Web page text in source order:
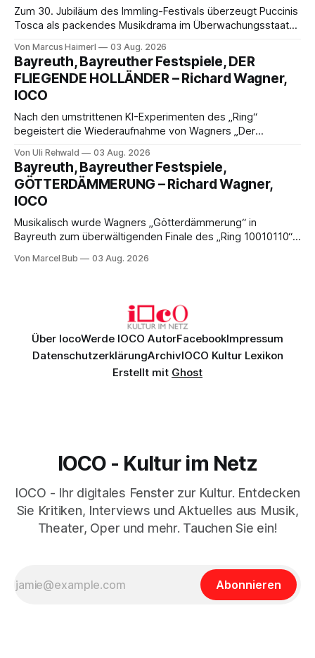
Zum 30. Jubiläum des Immling-Festivals überzeugt Puccinis
Tosca als packendes Musikdrama im Überwachungsstaat
spannend und werkgetreu, getragen von starken Solisten,
eindrucksvollen Projektionen und einer klangvollen
musikalischen Leitung.
Von Marcus Haimerl 03 Aug. 2026
Bayreuth, Bayreuther Festspiele, DER
FLIEGENDE HOLLÄNDER – Richard Wagner,
IOCO
Nach den umstrittenen KI-Experimenten des „Ring“
begeistert die Wiederaufnahme von Wagners „Der
Musik und einem neuen Traumpaar: Elisabeth Teige und
Nicholas Brownlee sorgen für einen der Höhepunkte der
Bayreuther Festspiele 2026.
Von Uli Rehwald 03 Aug. 2026
Bayreuth, Bayreuther Festspiele,
GÖTTERDÄMMERUNG – Richard Wagner,
IOCO
Musikalisch wurde Wagners „Götterdämmerung“ in
Bayreuth zum überwältigenden Finale des „Ring 10010110“:
exzellentes Sängerensemble begeisterten. Die KI-geprägte
Von Marcel Bub 03 Aug. 2026
Über IocoWerde IOCO AutorFacebookImpressum
DatenschutzerklärungArchivIOCO Kultur Lexikon
Erstellt mit Ghost
IOCO - Kultur im Netz
IOCO - Ihr digitales Fenster zur Kultur. Entdecken
Sie Kritiken, Interviews und Aktuelles aus Musik,
Theater, Oper und mehr. Tauchen Sie ein!
Abonnieren